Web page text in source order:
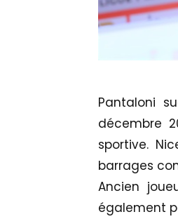
Pantaloni
décembre
sportive.
barrages
Ancien
également